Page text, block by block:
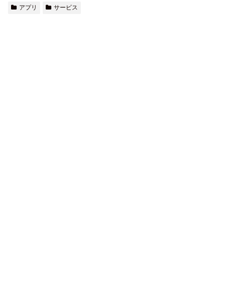
アプリ サービス